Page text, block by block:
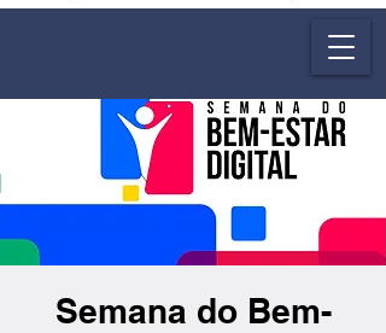
Semana do Bem-